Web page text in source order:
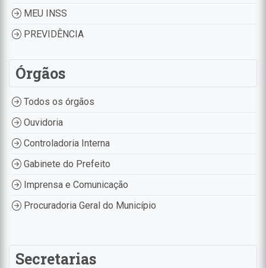
MEU INSS
PREVIDÊNCIA
Órgãos
Todos os órgãos
Ouvidoria
Controladoria Interna
Gabinete do Prefeito
Imprensa e Comunicação
Procuradoria Geral do Município
Secretarias